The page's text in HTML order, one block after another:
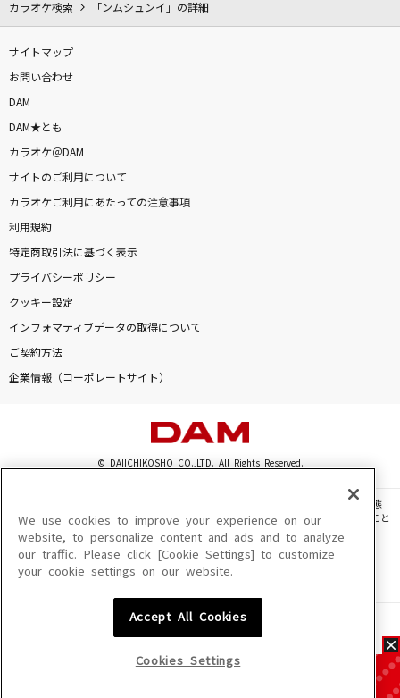
カラオケ検索 「ンムシュンイ」の詳細
サイトマップ
お問い合わせ
DAM
DAM★とも
カラオケ＠DAM
サイトのご利用について
カラオケご利用にあたっての注意事項
利用規約
特定商取引法に基づく表示
プライバシーポリシー
クッキー設定
インフォマティブデータの取得について
ご契約方法
企業情報（コーポレートサイト）
© DAIICHIKOSHO CO.,LTD. All Rights Reserved.
このサイトに掲載されている一切の文章・画像・写真・動画・音声等を、手段や形態
を問わず、著作権法の定める範囲を超えて無断で複製、転載、ファイル化などすること
を禁じます。
楽曲及びコンテンツは、機種によりご利用いただけない場合があります。
楽曲及びコンテンツの配信日、配信内容が変更になる場合があります。
We use cookies to improve your experience on our
website, to personalize content and ads and to analyze
our traffic. Please click [Cookie Settings] to customize
your cookie settings on our website.
Accept All Cookies
Cookies Settings